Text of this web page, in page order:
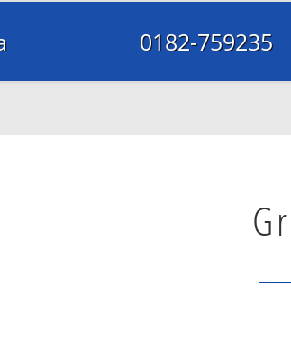
0182-759235